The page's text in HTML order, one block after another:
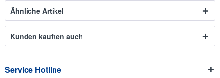
Ähnliche Artikel
Kunden kauften auch
Service Hotline